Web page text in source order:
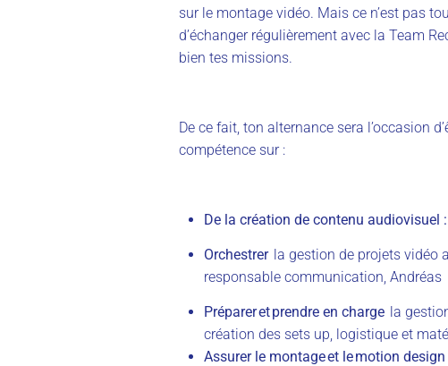
sur le montage vidéo. Mais ce n’est pas
d’échanger régulièrement avec la Team
bien tes missions.
De ce fait, ton alternance sera l’occasion
compétence sur :
De la création de contenu audiovisuel
Orchestrer la gestion de projets vidéo
responsable communication, Andréas
Préparer et prendre en charge la
création des sets up, logistique et
Assurer le montage et le motion design